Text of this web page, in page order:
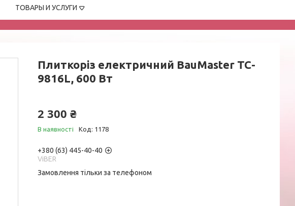
ТОВАРЫ И УСЛУГИ
Плиткоріз електричний BauMaster TC-
9816L, 600 Вт
2 300 ₴
В наявності Код: 1178
+380 (63) 445-40-40
ViBER
Замовлення тільки за телефоном